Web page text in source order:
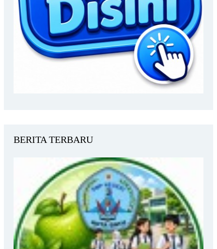
BERITA TERBARU